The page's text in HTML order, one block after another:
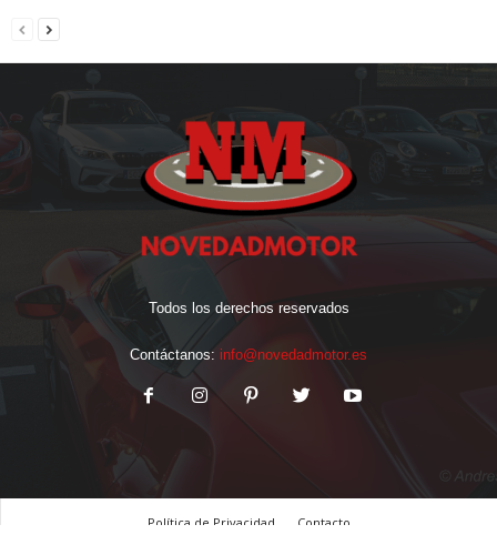
Todos los derechos reservados
Contáctanos: info@novedadmotor.es
Política de Privacidad
Contacto